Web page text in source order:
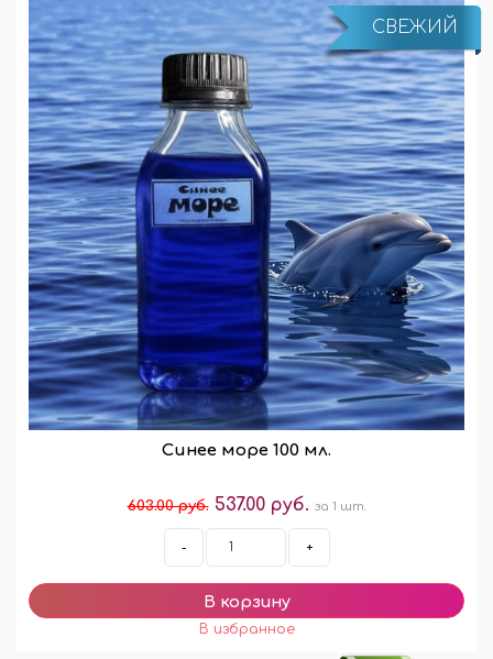
СВЕЖИЙ
Синее море 100 мл.
603.00 руб. 537.00 руб. за 1 шт.
- +